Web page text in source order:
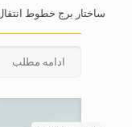
ساختار برج خطوط
ادامه مطلب